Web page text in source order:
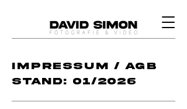
IMPRESSUM / AGB
Stand: 01/2026